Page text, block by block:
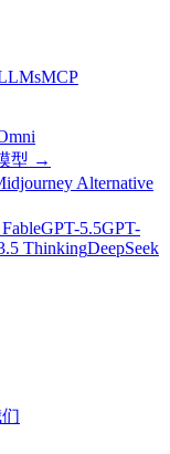
MCP
型 →
Alternative
GPT-5.5GPT-
ThinkingDeepSeek